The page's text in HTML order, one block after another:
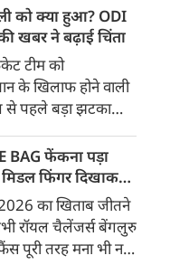
दिल्ली कैपिटल्स
भेजने और बदले में
कुलदीप यादव को
शामिल करने की तैयारी
ट्रेड के तहत रवींद्र
पंत दूसरे बड़े खिलाड़ी
सैलरी कम होगी।
को क्या हुआ? ODI
खबर ने बढ़ाई चिंता
टीम को
के खिलाफ होने वाली
से पहले बड़ा झटका
विराट कोहली
के चलते पूरी सीरीज से
हैं। यह सीरीज 13 जून
में शुरू होने जा रही है,
पहले कोहली की
ने टीम मैनेजमेंट की
BAG फेंकना पड़ा
फिंगर दिखाकर
का खिताब जीतने
रॉयल चैलेंजर्स बेंगलुरु
पूरी तरह मना भी नहीं